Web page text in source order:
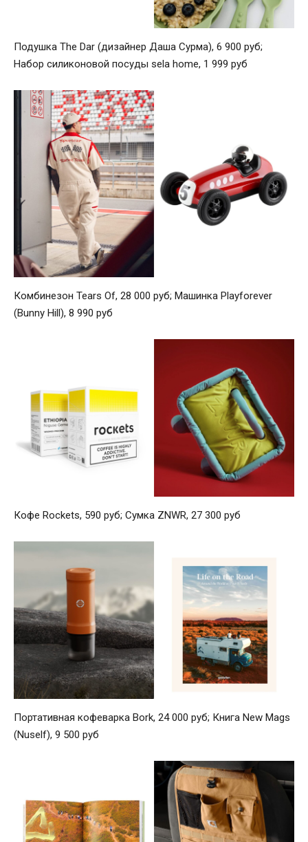
Подушка The Dar (дизайнер Даша Сурма), 6 900 руб;
Набор силиконовой посуды sela home, 1 999 руб
Комбинезон Tears Of, 28 000 руб; Машинка Playforever
(Bunny Hill), 8 990 руб
Кофе Rockets, 590 руб; Сумка ZNWR, 27 300 руб
Портативная кофеварка Bork, 24 000 руб; Книга New Mags
(Nuself), 9 500 руб